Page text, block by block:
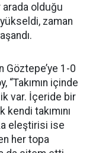
arada olduğu
zaman
Göztepe’ye 1-0
içinde
var. İçeride bir
takımını
eleştirisi ise
her topa